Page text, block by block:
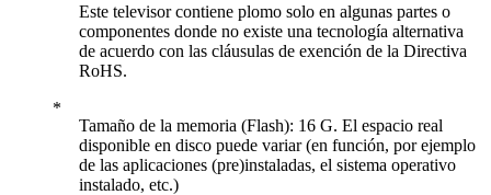
Este televisor contiene plomo solo en algunas partes o
componentes donde no existe una tecnología alternativa
de acuerdo con las cláusulas de exención de la Directiva
RoHS.
Tamaño de la memoria (Flash): 16 G. El espacio real
disponible en disco puede variar (en función, por ejemplo
de las aplicaciones (pre)instaladas, el sistema operativo
instalado, etc.)